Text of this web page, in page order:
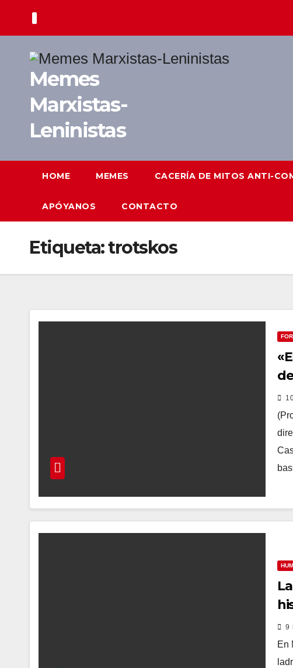
Memes
Marxistas-
Leninistas
HOME MEMES CACERÍA DE MITOS ANTI-
APÓYANOS CONTACTO
Etiqueta:trotskos
9
En